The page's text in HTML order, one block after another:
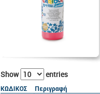
Show entries
ΚΩΔΙΚΟΣ
Περιγραφή